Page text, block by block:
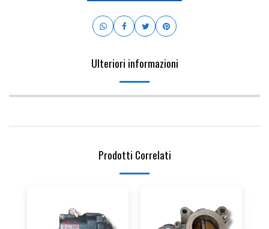
Ulteriori informazioni
Prodotti Correlati